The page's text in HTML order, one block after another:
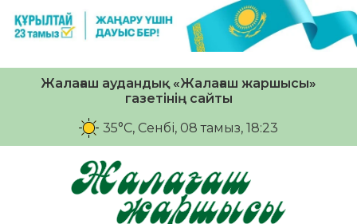
Жалағаш аудандық «Жалағаш жаршысы»
газетінің сайты
35°C, Сенбі, 08 тамыз, 18:23